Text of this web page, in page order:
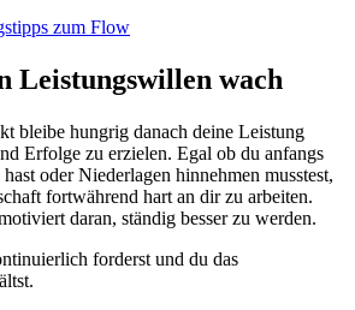
zum Flow
Leistungswillen wach
bleibe hungrig danach deine Leistung
Erfolge zu erzielen. Egal ob du anfangs
oder Niederlagen hinnehmen musstest,
fortwährend hart an dir zu arbeiten.
daran, ständig besser zu werden.
forderst und du das